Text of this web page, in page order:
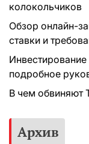
колокольчиков
Обзор онлайн-
ставки и
подробное
В чем обвиняют
Архив